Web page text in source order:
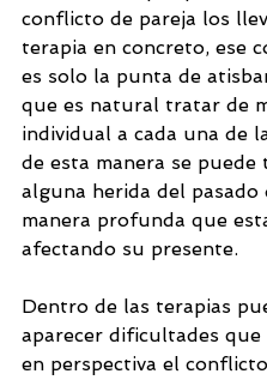
conflicto de pareja los
terapia en concreto, ese
es solo la punta de
que es natural tratar de
individual a cada una de
de esta manera se puede
alguna herida del pasado
manera profunda que
afectando su presente.
Dentro de las terapias
aparecer dificultades que
en perspectiva el